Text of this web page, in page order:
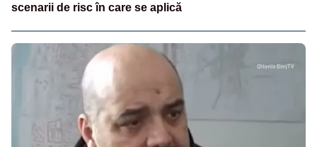
scenarii de risc în care se aplică